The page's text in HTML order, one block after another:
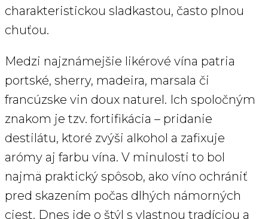
charakteristickou sladkastou, často plnou
chuťou.
Medzi najznámejšie likérové vína patria
portské, sherry, madeira, marsala či
francúzske vin doux naturel. Ich spoločným
znakom je tzv. fortifikácia – pridanie
destilátu, ktoré zvýši alkohol a zafixuje
arómy aj farbu vína. V minulosti to bol
najmä praktický spôsob, ako víno ochrániť
pred skazením počas dlhých námorných
ciest. Dnes ide o štýl s vlastnou tradíciou a